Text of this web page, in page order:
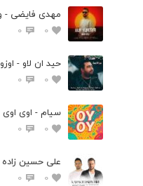
مهدی فایضی -
0
0
حید ان لاو -
0
0
سیام - اوی اوی
0
0
علی حسین
0
0